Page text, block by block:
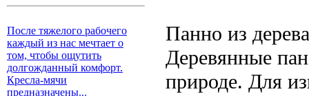
После тяжелого рабочего
каждый из нас мечтает о
том, чтобы ощутить
долгожданный комфорт.
Кресла-мячи
предназначены...
Панно из
Деревянные
природе. Для